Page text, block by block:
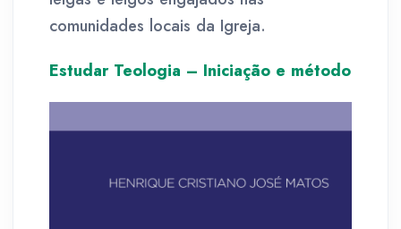
comunidades locais da Igreja.
Estudar Teologia – Iniciação e método